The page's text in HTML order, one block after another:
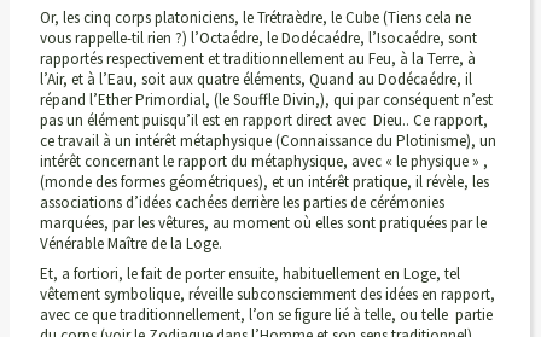
Or, les cinq corps platoniciens, le Trétraèdre, le Cube (Tiens cela ne
vous rappelle-til rien ?) l’Octaédre, le Dodécaédre, l’Isocaédre, sont
rapportés respectivement et traditionnellement au Feu, à la Terre, à
l’Air, et à l’Eau, soit aux quatre éléments, Quand au Dodécaédre, il
répand l’Ether Primordial, (le Souffle Divin,), qui par conséquent n’est
pas un élément puisqu’il est en rapport direct avec Dieu.. Ce rapport,
ce travail à un intérêt métaphysique (Connaissance du Plotinisme), un
intérêt concernant le rapport du métaphysique, avec « le physique » ,
(monde des formes géométriques), et un intérêt pratique, il révèle, les
associations d’idées cachées derrière les parties de cérémonies
marquées, par les vêtures, au moment où elles sont pratiquées par le
Vénérable Maître de la Loge.
Et, a fortiori, le fait de porter ensuite, habituellement en Loge, tel
vêtement symbolique, réveille subconsciemment des idées en rapport,
avec ce que traditionnellement, l’on se figure lié à telle, ou telle partie